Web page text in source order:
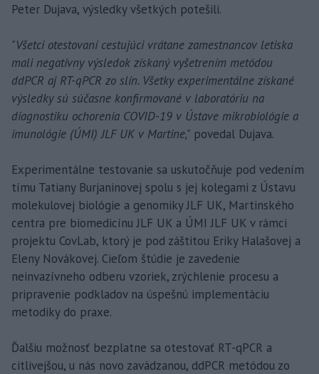
Peter Dujava, výsledky všetkých potešili.
"Všetci otestovaní cestujúci vrátane zamestnancov letiska
mali negatívny výsledok získaný vyšetrením metódou
ddPCR aj RT-qPCR zo slín. Všetky experimentálne získané
výsledky sú súčasne konfirmované v laboratóriu na
diagnostiku ochorenia COVID-19 v Ústave mikrobiológie a
imunológie (ÚMI) JLF UK v Martine," povedal Dujava.
Experimentálne testovanie sa uskutočňuje pod vedením
tímu Tatiany Burjaninovej spolu s jej kolegami z Ústavu
molekulovej biológie a genomiky JLF UK, Martinského
centra pre biomedicínu JLF UK a ÚMI JLF UK v rámci
projektu CovLab, ktorý je pod záštitou Eriky Halašovej a
Eleny Novákovej. Cieľom štúdie je zavedenie
neinvazívneho odberu vzoriek, zrýchlenie procesu a
pripravenie podkladov na úspešnú implementáciu
metodiky do praxe.
Ďalšiu možnosť bezplatne sa otestovať RT-qPCR a
citlivejšou, u nás novo zavádzanou, ddPCR metódou zo